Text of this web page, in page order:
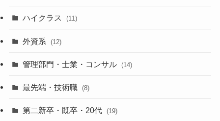
ハイクラス (11)
外資系 (12)
管理部門・士業・コンサル (14)
最先端・技術職 (8)
第二新卒・既卒・20代 (19)